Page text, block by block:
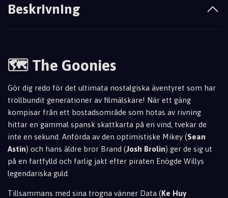
Beskrivning
🗺️ The Goonies
Gör dig redo för det ultimata nostalgiska äventyret som har
trollbundit generationer av filmälskare! När ett gäng
kompisar från ett bostadsområde som hotas av rivning
hittar en gammal spansk skattkarta på en vind, tvekar de
inte en sekund. Anförda av den optimistiske Mikey (Sean
Astin) och hans äldre bror Brand (Josh Brolin) ger de sig ut
på en fartfylld och farlig jakt efter piraten Enögde Willys
legendariska guld.
Tillsammans med sina trogna vänner Data (Ke Huy